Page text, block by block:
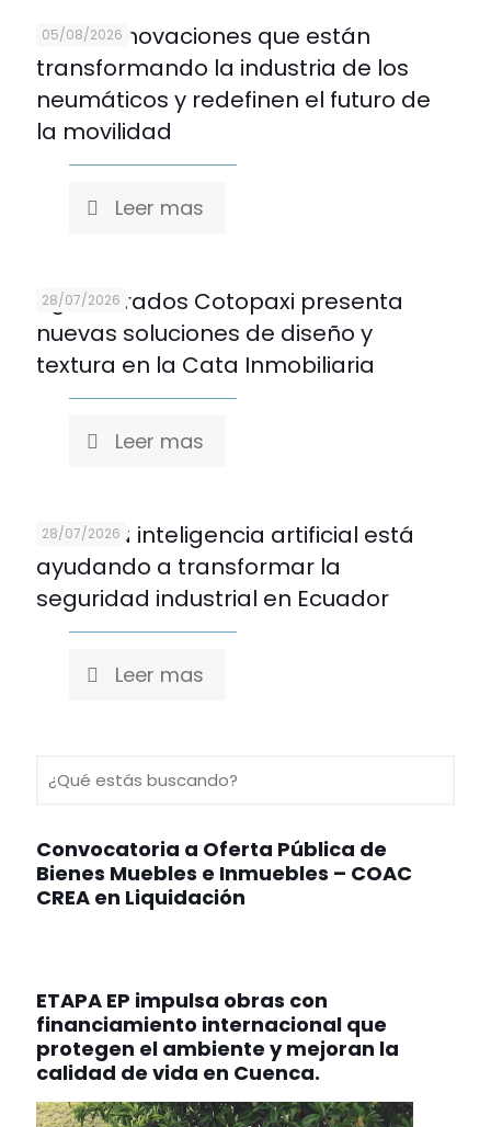
05/08/2026
Cinco innovaciones que están
transformando la industria de los
neumáticos y redefinen el futuro de
la movilidad
Leer mas
28/07/2026
Aglomerados Cotopaxi presenta
nuevas soluciones de diseño y
textura en la Cata Inmobiliaria
Leer mas
28/07/2026
Cómo la inteligencia artificial está
ayudando a transformar la
seguridad industrial en Ecuador
Leer mas
Convocatoria a Oferta Pública de
Bienes Muebles e Inmuebles – COAC
CREA en Liquidación
ETAPA EP impulsa obras con
financiamiento internacional que
protegen el ambiente y mejoran la
calidad de vida en Cuenca.